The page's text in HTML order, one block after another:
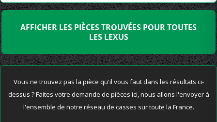
AFFICHER LES PIÈCES TROUVÉES POUR TOUTES
LES LEXUS
Vous ne trouvez pas la pièce qu'il vous faut dans les résultats ci-
dessus ? Faites votre demande de pièces ici, nous allons l'envoyer à
l'ensemble de notre réseau de casses sur toute la France.